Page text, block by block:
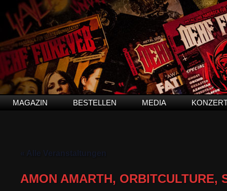
MAGAZIN BESTELLEN MEDIA
« Alle Veranstaltungen
AMON AMARTH, ORBITCULTURE,